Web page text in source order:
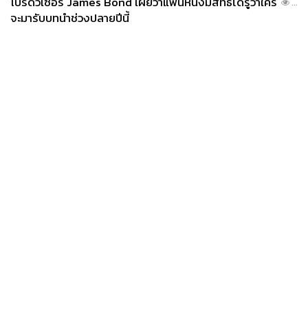
จะมารับบทนำช่วงปลายปีนี้
...